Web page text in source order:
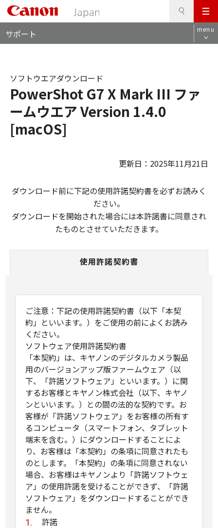
メ
ニ
ュ
サポート menu
PowerShot G7 X Mark III ファ
ームウエア Version 1.4.0
[macOS]
ソフトウエアダウンロード
更新日：2025年11月21日
ダウンロード前に下記の使用許諾契約書を必ずお読みく
ださい。
ダウンロードを開始された場合には本許諾書に同意され
たものとさせていただきます。
使用許諾契約書
ご注意：下記の使用許諾契約書（以下「本契
約」といいます。）をご使用の前によくお読み
ください。
ソフトウェア使用許諾契約書
「本契約」は、キヤノンのデジタルカメラ製品
用のバージョンアップ版ファームウェア（以
下、「許諾ソフトウェア」といいます。）に関
するお客様とキヤノン株式会社（以下、キヤノ
ンといいます。）との間の法的な契約です。お
客様が「許諾ソフトウェア」をお客様の所有す
るコンピュータ（スマートフォン、タブレット
端末を含む。）にダウンロードすることによ
り、お客様は「本契約」の条項に同意されたも
のとします。「本契約」の条項に同意されない
場合、お客様はキヤノンより「許諾ソフトウェ
ア」の使用許諾を受けることができず、「許諾
ソフトウェア」をダウンロードすることができ
ません。
許諾